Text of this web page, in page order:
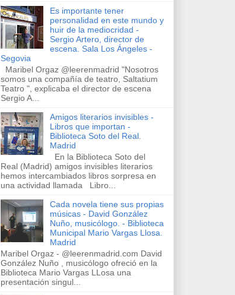
Es importante tener
personalidad en este mundo y
huir de la mediocridad -
Sergio Artero, director de
escena. Sala Los Ángeles -
Segovia
Maribel Orgaz @leerenmadrid "Nosotros
somos una compañía de teatro, Saltatium
Teatro ", explicaba el director de escena
Sergio A...
Amigos literarios invisibles -
Libros que importan -
Biblioteca Soto del Real.
Madrid
En la Biblioteca Soto del
Real (Madrid) amigos invisibles literarios
hemos intercambiados libros sorpresa en
una actividad llamada Libro...
Cada novela tiene sus propias
músicas - David González
Nuño, musicólogo. - Biblioteca
Municipal Mario Vargas Llosa.
Madrid
Maribel Orgaz - @leerenmadrid.com David
González Nuño , musicólogo ofreció en la
Biblioteca Mario Vargas LLosa una
presentación singul...